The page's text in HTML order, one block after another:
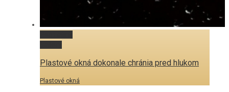
Plastové okná dokonale chránia pred hlukom
Plastové okná